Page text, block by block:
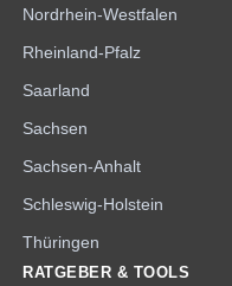
Nordrhein-Westfalen
Rheinland-Pfalz
Saarland
Sachsen
Sachsen-Anhalt
Schleswig-Holstein
Thüringen
RATGEBER & TOOLS